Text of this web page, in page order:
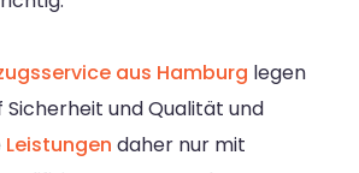
aus Hamburg legen
und Qualität und
Leistungen daher nur mit